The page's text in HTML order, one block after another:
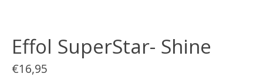
Effol SuperStar- Shine
€16,95